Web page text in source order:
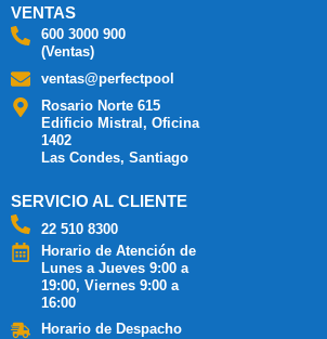
VENTAS
600 3000 900
(Ventas)
ventas@perfectpool
Rosario Norte 615
Edificio Mistral, Oficina
1402
Las Condes, Santiago
SERVICIO AL CLIENTE
22 510 8300
Horario de Atención de
Lunes a Jueves 9:00 a
19:00, Viernes 9:00 a
16:00
Horario de Despacho